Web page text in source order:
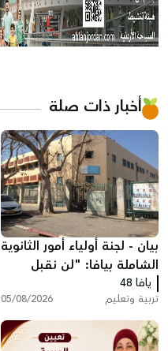
أخبار ذات صلة
بيان - لجنة أولياء أمور الثانوية
الشاملة بيافا: "لن نقبل
تجاهل صوت الأهالي"
يافا 48
تربية وتعليم 05/08/2026